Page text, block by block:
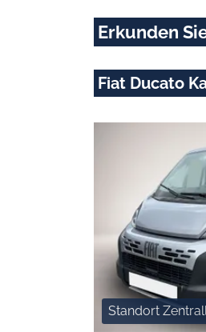
Erkunden
Fiat Ducato
Standort